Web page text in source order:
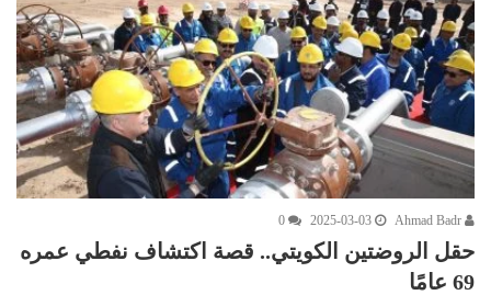
2025-03-03
0
حقل الروضتين الكويتي.. قصة اكتشاف نفطي عمره
69 عامًا